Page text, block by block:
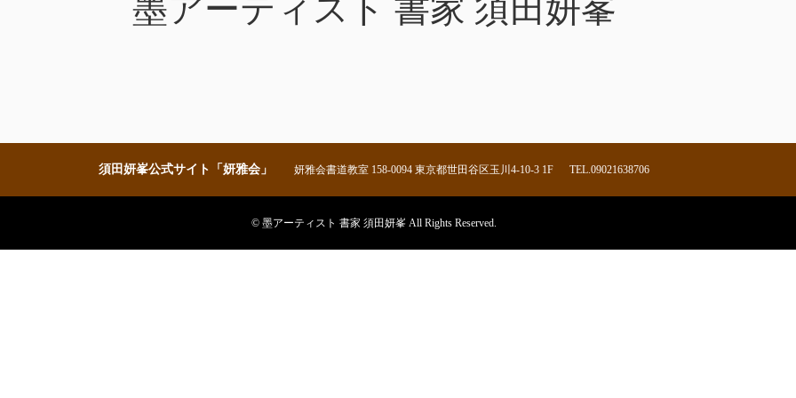
墨アーティスト 書家 須田妍峯
須田妍峯公式サイト「妍雅会」 妍雅会書道教室 158-0094 東京都世田谷区玉川4-10-3 1F TEL.09021638706
© 墨アーティスト 書家 須田妍峯 All Rights Reserved.